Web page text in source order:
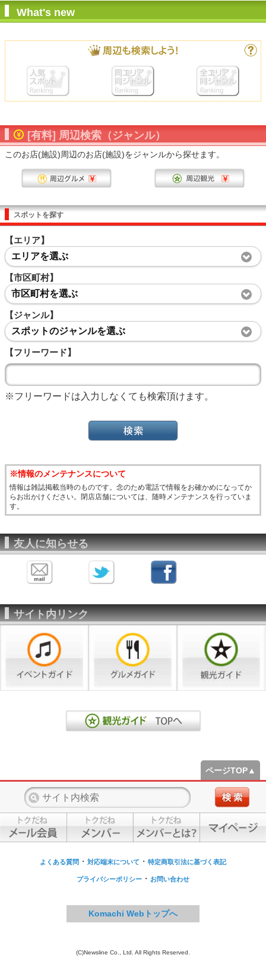
What's new
[有料] 周辺検索（ジャンル）
このお店(施設)周辺のお店(施設)をジャンルから探せます。
スポットを探す
【エリア】
エリアを選ぶ
【市区町村】
市区町村を選ぶ
【ジャンル】
スポットのジャンルを選ぶ
【フリーワード】
※フリーワードは入力しなくても検索頂けます。
※情報のメンテナンスについて
情報は雑誌掲載当時のものです。念のため電話で情報をお確かめになってか
らお出かけください。閉店店舗については、随時メンテナンスを行っていま
す。
友人に知らせる
サイト内リンク
ページTOP▲
よくある質問 ・ 対応端末について ・ 特定商取引法に基づく表記
プライバシーポリシー ・ お問い合わせ
Komachi Webトップへ
(C)Newsline Co., Ltd. All Rights Reserved.